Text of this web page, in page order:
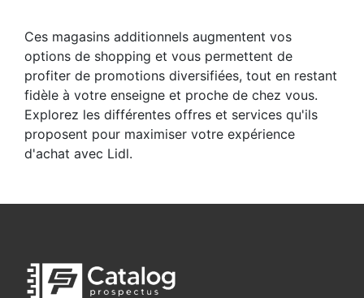
Ces magasins additionnels augmentent vos
options de shopping et vous permettent de
profiter de promotions diversifiées, tout en restant
fidèle à votre enseigne et proche de chez vous.
Explorez les différentes offres et services qu'ils
proposent pour maximiser votre expérience
d'achat avec Lidl.